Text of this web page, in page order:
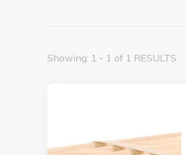
Showing: 1 - 1 of 1 RESULTS